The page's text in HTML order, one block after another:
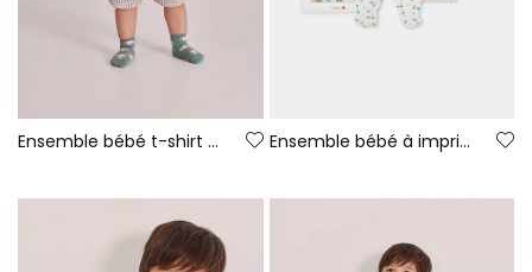
Ensemble bébé t-shirt et short en coton vert Ensemble bébé à imprimé citrons